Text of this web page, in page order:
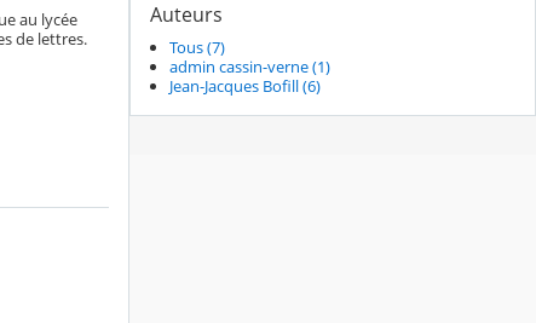
au lycée
de lettres.
Auteurs
Tous (7)
admin cassin-verne (1)
Jean-Jacques Bofill (6)